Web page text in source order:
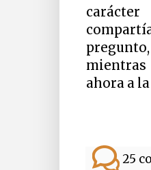
ahora a
25